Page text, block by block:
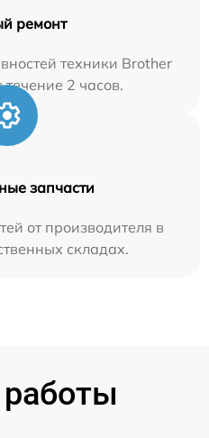
ремонт
техники Brother
2 часов.
запчасти
от производителя в
складах.